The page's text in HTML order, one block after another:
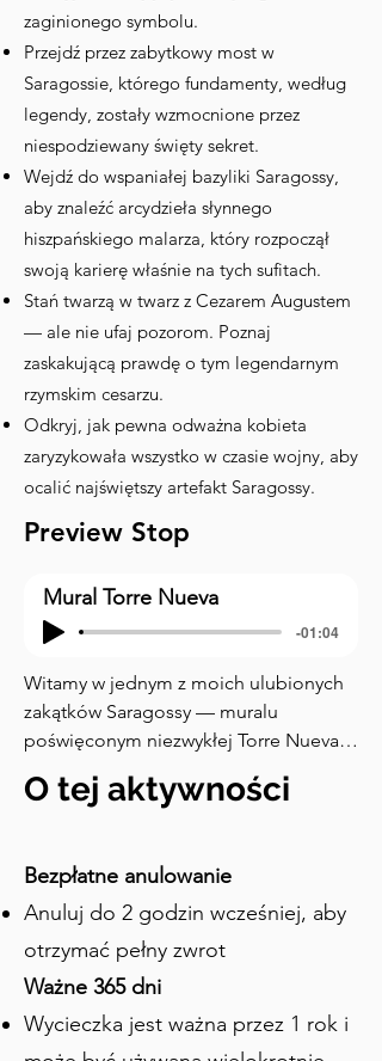
zaginionego symbolu.
Przejdź przez zabytkowy most w
Saragossie, którego fundamenty, według
legendy, zostały wzmocnione przez
niespodziewany święty sekret.
Wejdź do wspaniałej bazyliki Saragossy,
aby znaleźć arcydzieła słynnego
hiszpańskiego malarza, który rozpoczął
swoją karierę właśnie na tych sufitach.
Stań twarzą w twarz z Cezarem Augustem
— ale nie ufaj pozorom. Poznaj
zaskakującą prawdę o tym legendarnym
rzymskim cesarzu.
Odkryj, jak pewna odważna kobieta
zaryzykowała wszystko w czasie wojny, aby
ocalić najświętszy artefakt Saragossy.
Preview Stop
Mural Torre Nueva
-01:04
Witamy w jednym z moich ulubionych
zakątków Saragossy — muralu
poświęconym niezwykłej Torre Nueva.
większości ludzi przychodzi na myśl
Saragossa miała kiedyś własną krzywą
wieżę — i że była nawet wyższa od tej w
Pizie? Patrzycie teraz na pięknie
namalowany hołd dla Torre Nueva,
ikonicznej krzywej wieży Saragossy.
Dumnie górując na wysokości 80
metrów, była to najwyższa wieża w stylu
O tej aktywności
Bezpłatne anulowanie
Anuluj do 2 godzin wcześniej, aby
otrzymać pełny zwrot
Ważne 365 dni
Wycieczka jest ważna przez 1 rok i